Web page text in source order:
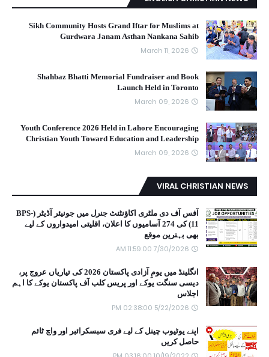
Sikh Community Hosts Grand Iftar for Muslims at
Gurdwara Janam Asthan Nankana Sahib
March 11, 2026
Shahbaz Bhatti Memorial Fundraiser and Book
Launch Held in Toronto
March 09, 2026
Youth Conference 2026 Held in Lahore Encouraging
Christian Youth Toward Education and Leadership
March 09, 2026
VIRAL CHRISTIAN NEWS
آفس آف دی ملٹری اکاؤنٹنٹ جنرل میں جونیئر آڈیٹر (BPS-
11) کی 274 آسامیوں کا اعلان، اقلیتی امیدواروں کے لیے
بھی بہترین موقع
7/30/2026 11:59:00 AM
انگلینڈ میں یومِ آزادی پاکستان 2026 کی تیاریاں عروج پر،
دیسی سنگت یوکے اور پریس کلب آف پاکستان یوکے کا اہم
اجلاس
5/22/2026 02:38:00 PM
اپنے یوٹیوب چینل کے لیے فری سبسکرائبر اور واچ ٹائم
حاصل کریں